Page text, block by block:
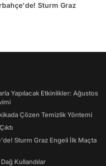
Sturm Graz
Yapılacak Etkinlikler: Ağustos
Çözen Temizlik Yöntemi
Sturm Graz Engeli İlk Maçta
Dağ Kullandılar